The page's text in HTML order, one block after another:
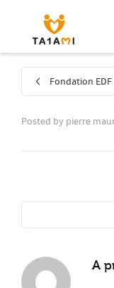
Fondation EDF
Posted by pierre
A